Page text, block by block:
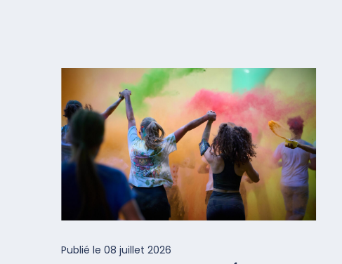
Publié le08 juillet 2026